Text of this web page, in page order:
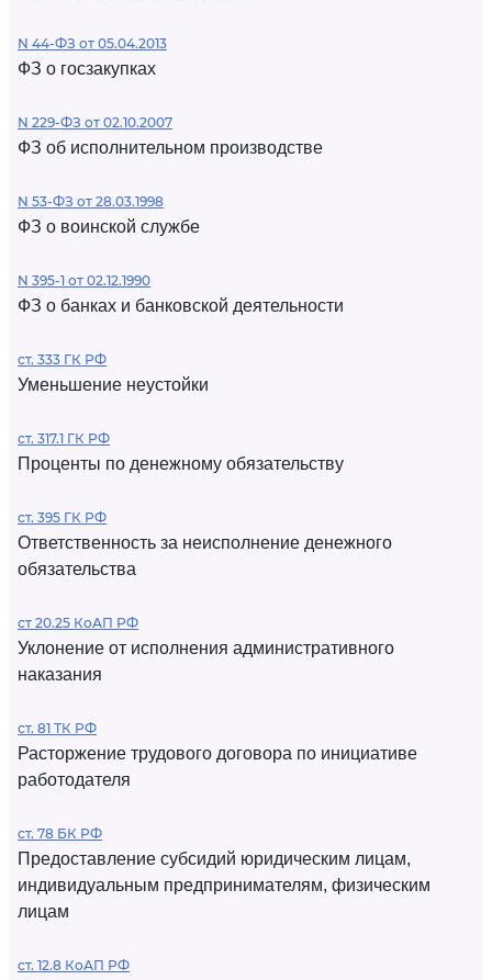
N 44-ФЗ от 05.04.2013
ФЗ о госзакупках
N 229-ФЗ от 02.10.2007
ФЗ об исполнительном производстве
N 53-ФЗ от 28.03.1998
ФЗ о воинской службе
N 395-1 от 02.12.1990
ФЗ о банках и банковской деятельности
ст. 333 ГК РФ
Уменьшение неустойки
ст. 317.1 ГК РФ
Проценты по денежному обязательству
ст. 395 ГК РФ
Ответственность за неисполнение денежного
обязательства
ст 20.25 КоАП РФ
Уклонение от исполнения административного
наказания
ст. 81 ТК РФ
Расторжение трудового договора по инициативе
работодателя
ст. 78 БК РФ
Предоставление субсидий юридическим лицам,
индивидуальным предпринимателям, физическим
лицам
ст. 12.8 КоАП РФ